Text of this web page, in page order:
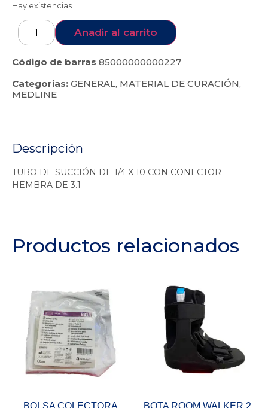
Hay existencias
Añadir al carrito
Código de barras 85000000000227
Categorias: GENERAL, MATERIAL DE CURACIÓN,
MEDLINE
Descripción
TUBO DE SUCCIÓN DE 1/4 X 10 CON CONECTOR
HEMBRA DE 3.1
Productos relacionados